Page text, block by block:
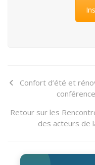
Confort d’été et
Retour sur les
des acteurs de